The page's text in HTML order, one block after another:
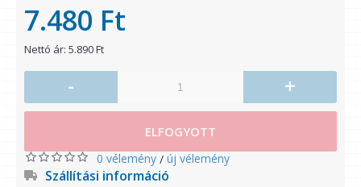
7.480 Ft
Nettó ár: 5.890 Ft
- +
ELFOGYOTT
0 vélemény / új vélemény
Szállítási információ